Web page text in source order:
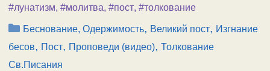
#лунатизм, #молитва, #пост, #толкование
Рубрики
Беснование, Одержимость, Великий пост, Изгнание
бесов, Пост, Проповеди (видео), Толкование
Св.Писания